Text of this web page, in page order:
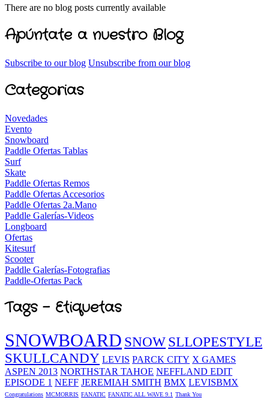
There are no blog posts currently available
Apúntate a nuestro Blog
Subscribe to our blog Unsubscribe from our blog
Categorias
Novedades
Evento
Snowboard
Paddle Ofertas Tablas
Surf
Skate
Paddle Ofertas Remos
Paddle Ofertas Accesorios
Paddle Ofertas 2a.Mano
Paddle Galerías-Videos
Longboard
Ofertas
Kitesurf
Scooter
Paddle Galerías-Fotografias
Paddle-Ofertas Pack
Tags - Etiquetas
SNOWBOARD SNOW SLLOPESTYLE
SKULLCANDY LEVIS PARCK CITY X GAMES
ASPEN 2013 NORTHSTAR TAHOE NEFFLAND EDIT
EPISODE 1 NEFF JEREMIAH SMITH BMX LEVISBMX
Congratulations MCMORRIS FANATIC FANATIC ALL WAVE 9.1 Thank You